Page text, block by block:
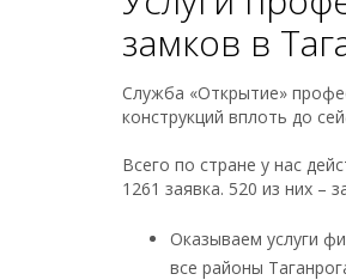
замков в
Служба «Открытие»
конструкций вплоть до
Всего по стране у нас
1261 заявка. 520 из них –
Оказываем услуги
все районы